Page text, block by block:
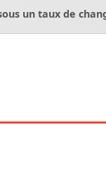
un taux de